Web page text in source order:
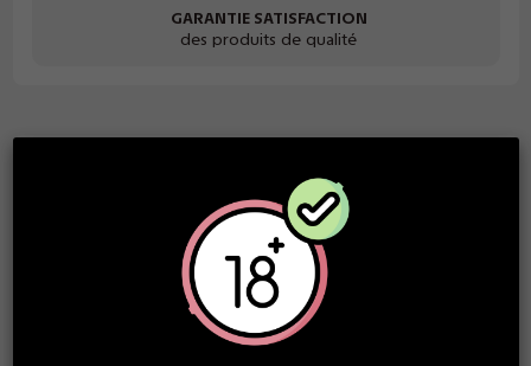
GARANTIE SATISFACTION
des produits de qualité
mangue , goûtue, fraîche et sucrée.
Ce produit n’est garanti conforme qu’à la réglementation
française – voir article 11 des conditions Générales de vente.